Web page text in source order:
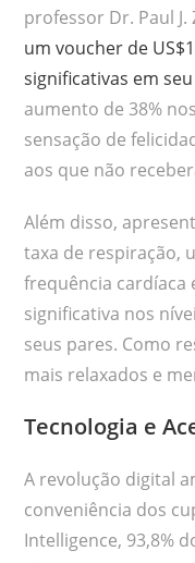
professor Dr. Paul J.
um voucher de
significativas em
aumento de 38%
sensação de
aos que não
Além disso,
taxa de respiração,
frequência cardíaca
significativa nos
seus pares. Como
mais relaxados e
Tecnologia e
A revolução digital
conveniência dos
Intelligence, 93,8%